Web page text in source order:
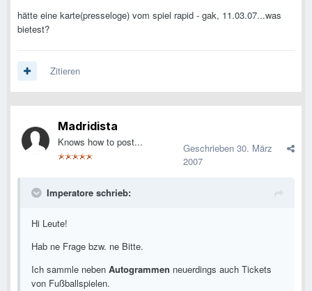
hätte eine karte(presseloge) vom spiel rapid - gak, 11.03.07...was
bietest?
Zitieren
Madridista
Knows how to post... Geschrieben 30. März
2007
Imperatore schrieb:
Hi Leute!
Hab ne Frage bzw. ne Bitte.
Ich sammle neben Autogrammen neuerdings auch Tickets
von Fußballspielen.